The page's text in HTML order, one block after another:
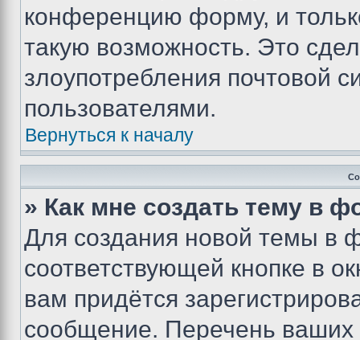
конференцию форму, и
такую возможность. Это
злоупотребления почтовой
пользователями.
Вернуться к началу
» Как мне создать тему в
Для создания новой темы в
соответствующей кнопке в
вам придётся
сообщение. Перечень ваших